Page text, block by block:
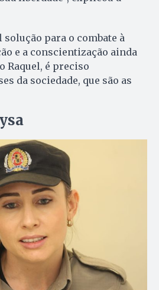
para o combate à
e a conscientização ainda
Raquel, é preciso
da sociedade, que são as